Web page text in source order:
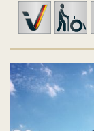
geprüft